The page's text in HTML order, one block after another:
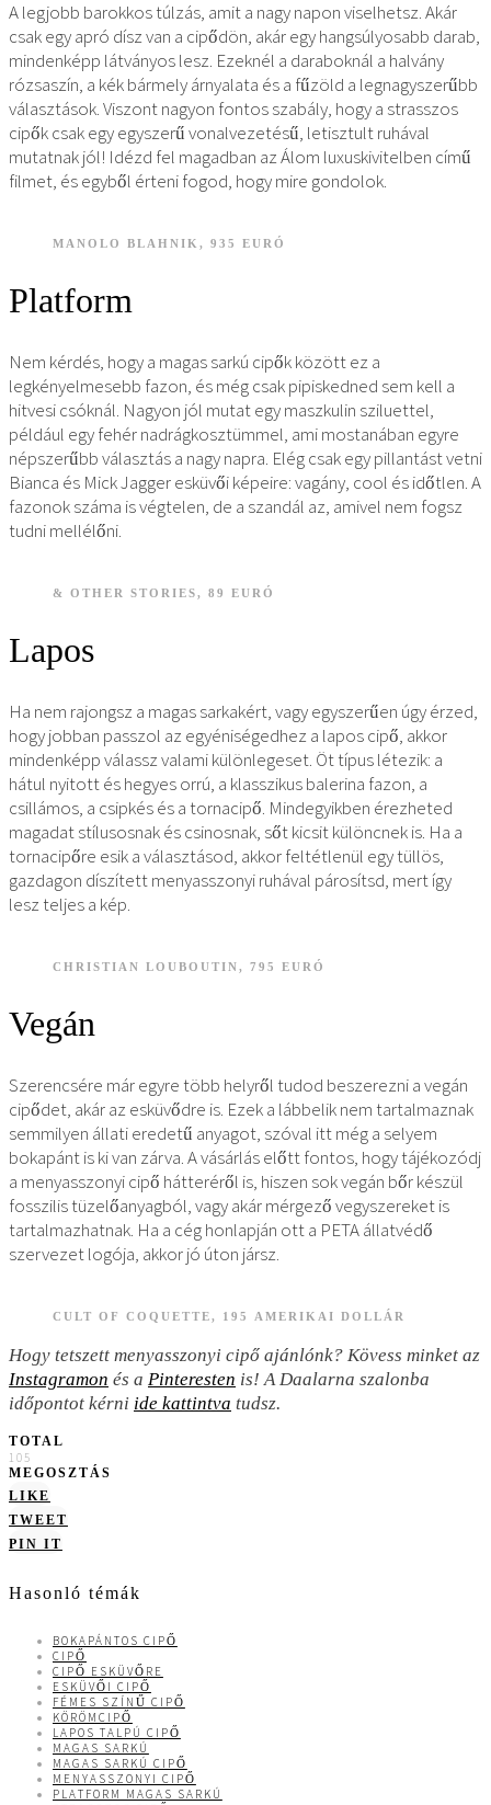
A legjobb barokkos túlzás, amit a nagy napon viselhetsz. Akár
csak egy apró dísz van a cipődön, akár egy hangsúlyosabb darab,
mindenképp látványos lesz. Ezeknél a daraboknál a halvány
rózsaszín, a kék bármely árnyalata és a fűzöld a legnagyszerűbb
választások. Viszont nagyon fontos szabály, hogy a strasszos
cipők csak egy egyszerű vonalvezetésű, letisztult ruhával
mutatnak jól! Idézd fel magadban az Álom luxuskivitelben című
filmet, és egyből érteni fogod, hogy mire gondolok.
MANOLO BLAHNIK, 935 EURÓ
Platform
Nem kérdés, hogy a magas sarkú cipők között ez a
legkényelmesebb fazon, és még csak pipiskedned sem kell a
hitvesi csóknál. Nagyon jól mutat egy maszkulin sziluettel,
például egy fehér nadrágkosztümmel, ami mostanában egyre
népszerűbb választás a nagy napra. Elég csak egy pillantást vetni
Bianca és Mick Jagger esküvői képeire: vagány, cool és időtlen. A
fazonok száma is végtelen, de a szandál az, amivel nem fogsz
tudni mellélőni.
& OTHER STORIES, 89 EURÓ
Lapos
Ha nem rajongsz a magas sarkakért, vagy egyszerűen úgy érzed,
hogy jobban passzol az egyéniségedhez a lapos cipő, akkor
mindenképp válassz valami különlegeset. Öt típus létezik: a
hátul nyitott és hegyes orrú, a klasszikus balerina fazon, a
csillámos, a csipkés és a tornacipő. Mindegyikben érezheted
magadat stílusosnak és csinosnak, sőt kicsit különcnek is. Ha a
tornacipőre esik a választásod, akkor feltétlenül egy tüllös,
gazdagon díszített menyasszonyi ruhával párosítsd, mert így
lesz teljes a kép.
CHRISTIAN LOUBOUTIN, 795 EURÓ
Vegán
Szerencsére már egyre több helyről tudod beszerezni a vegán
cipődet, akár az esküvődre is. Ezek a lábbelik nem tartalmaznak
semmilyen állati eredetű anyagot, szóval itt még a selyem
bokapánt is ki van zárva. A vásárlás előtt fontos, hogy tájékozódj
a menyasszonyi cipő hátteréről is, hiszen sok vegán bőr készül
fosszilis tüzelőanyagból, vagy akár mérgező vegyszereket is
tartalmazhatnak. Ha a cég honlapján ott a PETA állatvédő
szervezet logója, akkor jó úton jársz.
CULT OF COQUETTE, 195 AMERIKAI DOLLÁR
Hogy tetszett menyasszonyi cipő ajánlónk? Kövess minket az
Instagramon és a Pinteresten is! A Daalarna szalonba
időpontot kérni ide kattintva tudsz.
TOTAL
105
MEGOSZTÁS
LIKE
TWEET
PIN IT
Hasonló témák
BOKAPÁNTOS CIPŐ
CIPŐ
CIPŐ ESKÜVŐRE
ESKÜVŐI CIPŐ
FÉMES SZÍNŰ CIPŐ
KÖRÖMCIPŐ
LAPOS TALPÚ CIPŐ
MAGAS SARKÚ
MAGAS SARKÚ CIPŐ
MENYASSZONYI CIPŐ
PLATFORM MAGAS SARKÚ